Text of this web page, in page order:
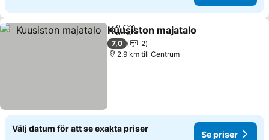
Dela Lägg till i Mina Favoriter
Kuusiston majatalo
7,0
2
2.9 km till Centrum
Välj datum för att se exakta priser
Se priser